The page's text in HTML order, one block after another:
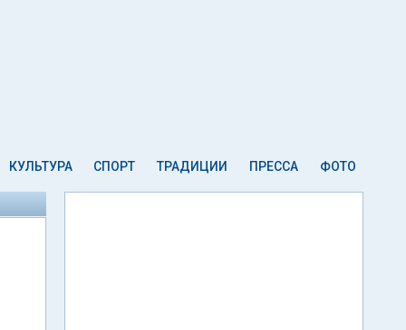
КУЛЬТУРА СПОРТ ТРАДИЦИИ ПРЕССА ФОТО